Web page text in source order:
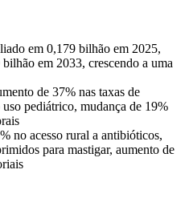
em 0,179 bilhão em 2025,
em 2033, crescendo a uma
de 37% nas taxas de
pediátrico, mudança de 19%
no acesso rural a antibióticos,
para mastigar, aumento de